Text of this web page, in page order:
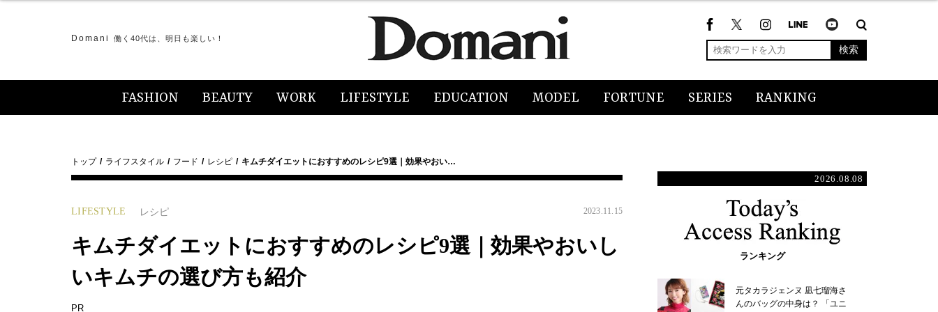
Domani 働く40代は、明日も楽しい！
検索
FASHION BEAUTY WORK LIFESTYLE EDUCATION MODEL FORTUNE SERIES RANKING
トップ ライフスタイル フード レシピ キムチダイエットにおすすめのレシピ9選｜効果やおい…
LIFESTYLE レシピ 2023.11.15
キムチダイエットにおすすめのレシピ9選｜効果やおいし
いキムチの選び方も紹介
PR
2026.08.08
ランキング
元タカラジェンヌ 凪七瑠海さ
んのバッグの中身は？ 「ユニ